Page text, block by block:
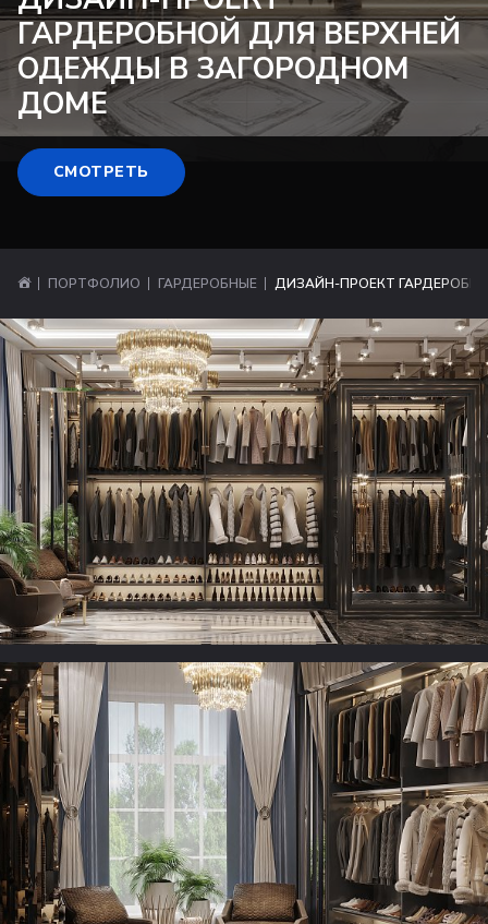
ГАРДЕРОБНОЙ ДЛЯ ВЕРХНЕЙ
ОДЕЖДЫ В ЗАГОРОДНОМ
ДОМЕ
СМОТРЕТЬ
ПОРТФОЛИО ГАРДЕРОБНЫЕ ДИЗАЙН-ПРОЕКТ